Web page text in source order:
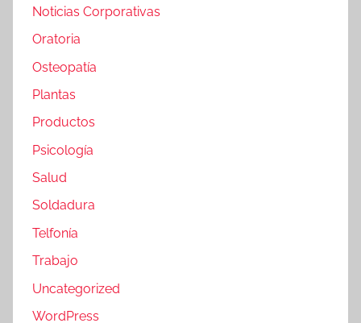
Noticias Corporativas
Oratoria
Osteopatía
Plantas
Productos
Psicología
Salud
Soldadura
Telfonía
Trabajo
Uncategorized
WordPress